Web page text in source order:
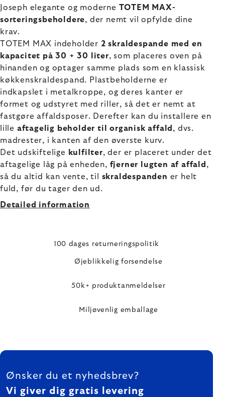
Joseph elegante og moderne TOTEM MAX-
sorteringsbeholdere, der nemt vil opfylde dine
krav.
TOTEM MAX indeholder 2 skraldespande med en
kapacitet på 30 + 30 liter, som placeres oven på
hinanden og optager samme plads som en klassisk
køkkenskraldespand. Plastbeholderne er
indkapslet i metalkroppe, og deres kanter er
formet og udstyret med riller, så det er nemt at
fastgøre affaldsposer. Derefter kan du installere en
lille aftagelig beholder til organisk affald , dvs.
madrester, i kanten af den øverste kurv.
Det udskiftelige
kulfilter, der er placeret under det
aftagelige låg på enheden, fjerner lugten af affald ,
så du altid kan vente, til skraldespanden er helt
fuld, før du tager den ud.
Detailed information
100 dages returneringspolitik
Øjeblikkelig forsendelse
50k+ produktanmeldelser
Miljøvenlig emballage
FOOTER
Ønsker du et nyhedsbrev?
Vi giver dig gratis levering